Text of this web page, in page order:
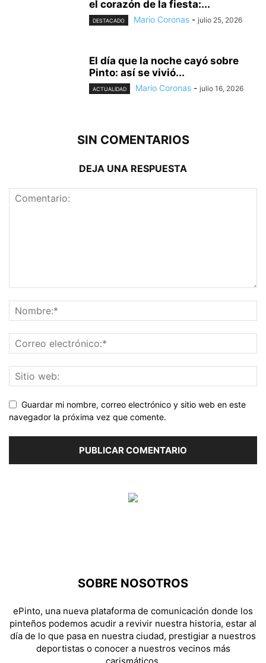
el corazón de la fiesta:...
DESTACADO Mario Coronas - julio 25, 2026
El día que la noche cayó sobre
Pinto: así se vivió...
ACTUALIDAD Mario Coronas - julio 16, 2026
SIN COMENTARIOS
DEJA UNA RESPUESTA
Guardar mi nombre, correo electrónico y sitio web en este
navegador la próxima vez que comente.
SOBRE NOSOTROS
ePinto, una nueva plataforma de comunicación donde los
pinteños podemos acudir a revivir nuestra historia, estar al
día de lo que pasa en nuestra ciudad, prestigiar a nuestros
deportistas o conocer a nuestros vecinos más